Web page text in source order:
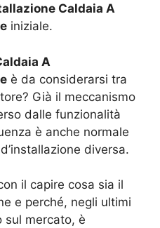
Caldaia A
iniziale.
A
è da considerarsi tra
Già il meccanismo
dalle funzionalità
è anche normale
diversa.
il capire cosa sia il
e perché, negli ultimi
sul mercato, è